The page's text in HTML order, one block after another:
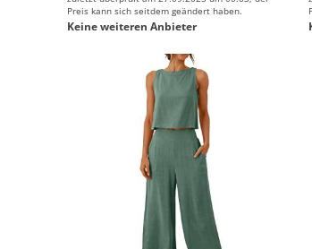
Preis kann sich seitdem geändert haben.
Keine weiteren Anbieter